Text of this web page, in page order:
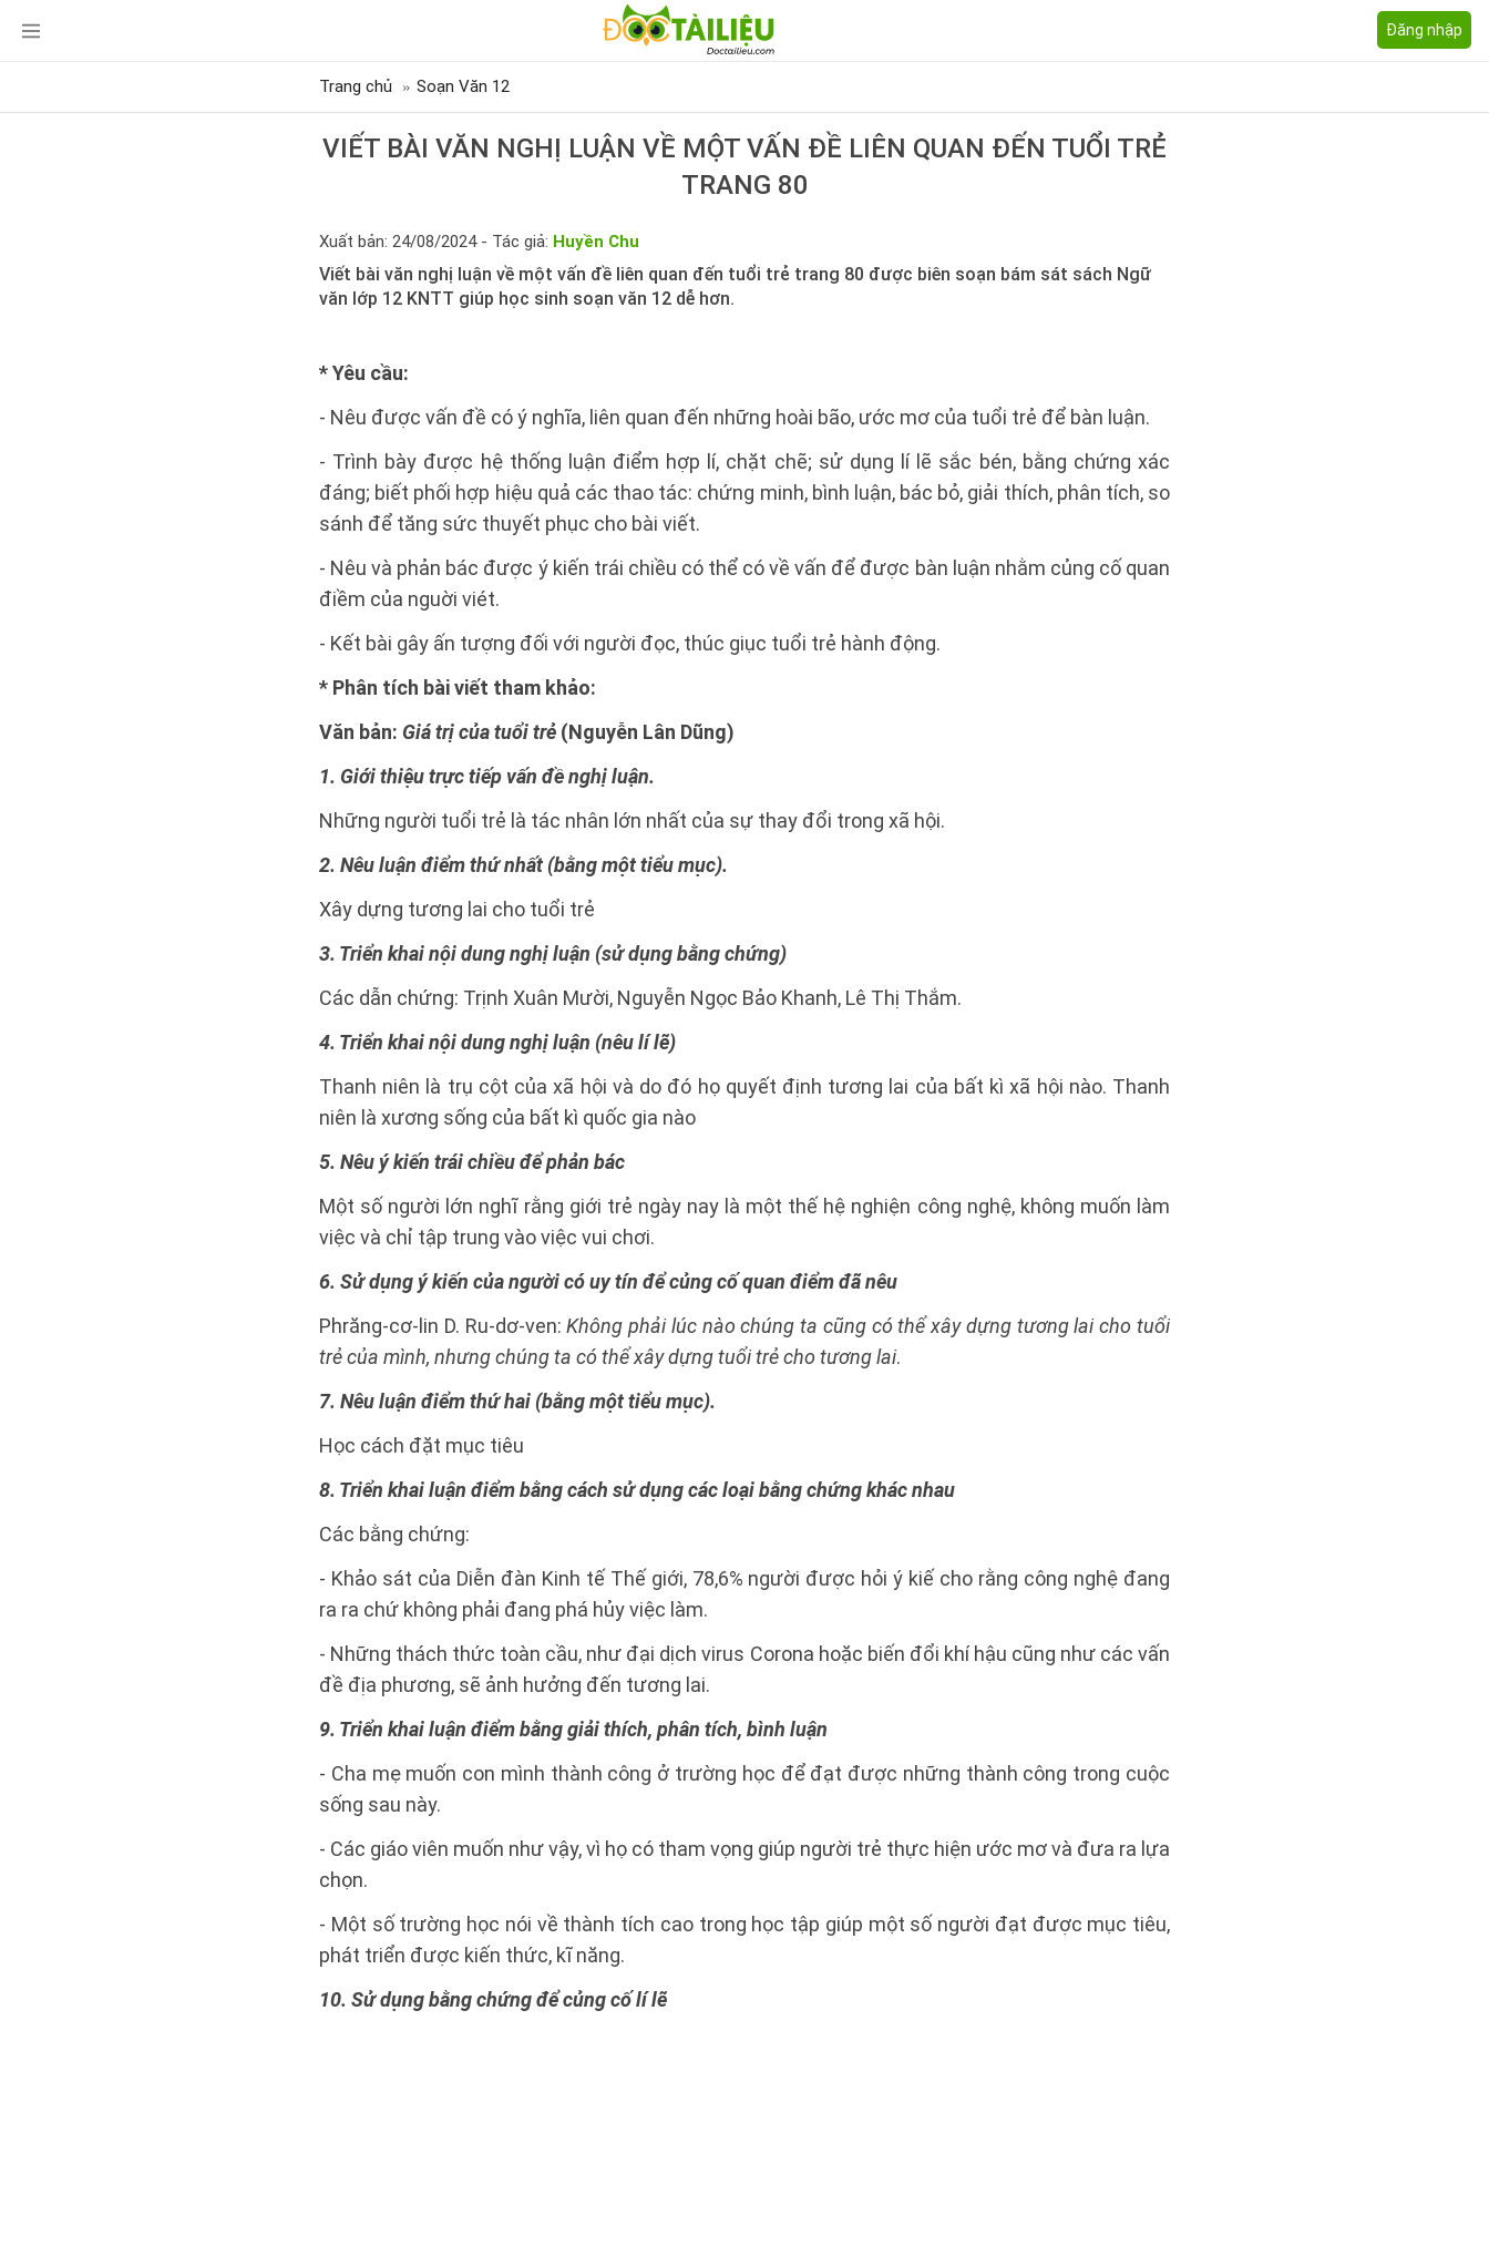
Đăng nhập
Trang chủ Soạn Văn 12
VIẾT BÀI VĂN NGHỊ LUẬN VỀ MỘT VẤN ĐỀ LIÊN QUAN ĐẾN TUỔI TRẺ
TRANG 80
Xuất bản: 24/08/2024 - Tác giả: Huyền Chu
Viết bài văn nghị luận về một vấn đề liên quan đến tuổi trẻ trang 80 được biên soạn bám sát sách Ngữ
văn lớp 12 KNTT giúp học sinh soạn văn 12 dễ hơn.
* Yêu cầu:
- Nêu được vấn đề có ý nghĩa, liên quan đến những hoài bão, ước mơ của tuổi trẻ để bàn luận.
- Trình bày được hệ thống luận điểm hợp lí, chặt chẽ; sử dụng lí lẽ sắc bén, bằng chứng xác
đáng; biết phối hợp hiệu quả các thao tác: chứng minh, bình luận, bác bỏ, giải thích, phân tích, so
sánh để tăng sức thuyết phục cho bài viết.
- Nêu và phản bác được ý kiến trái chiều có thể có về vấn để được bàn luận nhằm củng cố quan
điềm của nguời viét.
- Kết bài gây ấn tượng đối với người đọc, thúc giục tuổi trẻ hành động.
* Phân tích bài viết tham khảo:
Văn bản: Giá trị của tuổi trẻ (Nguyễn Lân Dũng)
1. Giới thiệu trực tiếp vấn đề nghị luận.
Những người tuổi trẻ là tác nhân lớn nhất của sự thay đổi trong xã hội.
2. Nêu luận điểm thứ nhất (bằng một tiểu mục).
Xây dựng tương lai cho tuổi trẻ
3. Triển khai nội dung nghị luận (sử dụng bằng chứng)
Các dẫn chứng: Trịnh Xuân Mười, Nguyễn Ngọc Bảo Khanh, Lê Thị Thắm.
4. Triển khai nội dung nghị luận (nêu lí lẽ)
Thanh niên là trụ cột của xã hội và do đó họ quyết định tương lai của bất kì xã hội nào. Thanh
niên là xương sống của bất kì quốc gia nào
5. Nêu ý kiến trái chiều để phản bác
Một số người lớn nghĩ rằng giới trẻ ngày nay là một thế hệ nghiện công nghệ, không muốn làm
việc và chỉ tập trung vào việc vui chơi.
6. Sử dụng ý kiến của người có uy tín để củng cố quan điểm đã nêu
Phrăng-cơ-lin D. Ru-dơ-ven:Không phải lúc nào chúng ta cũng có thể xây dựng tương lai cho tuổi
trẻ của mình, nhưng chúng ta có thể xây dựng tuổi trẻ cho tương lai.
7. Nêu luận điểm thứ hai (bằng một tiểu mục).
Học cách đặt mục tiêu
8. Triển khai luận điểm bằng cách sử dụng các loại bằng chứng khác nhau
Các bằng chứng:
- Khảo sát của Diễn đàn Kinh tế Thế giới, 78,6% người được hỏi ý kiế cho rằng công nghệ đang
ra ra chứ không phải đang phá hủy việc làm.
- Những thách thức toàn cầu, như đại dịch virus Corona hoặc biến đổi khí hậu cũng như các vấn
đề địa phương, sẽ ảnh hưởng đến tương lai.
9. Triển khai luận điểm bằng giải thích, phân tích, bình luận
- Cha mẹ muốn con mình thành công ở trường học để đạt được những thành công trong cuộc
sống sau này.
- Các giáo viên muốn như vậy, vì họ có tham vọng giúp người trẻ thực hiện ước mơ và đưa ra lựa
chọn.
- Một số trường học nói về thành tích cao trong học tập giúp một số người đạt được mục tiêu,
phát triển được kiến thức, kĩ năng.
10. Sử dụng bằng chứng để củng cố lí lẽ